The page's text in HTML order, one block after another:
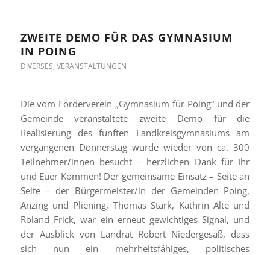
ZWEITE DEMO FÜR DAS GYMNASIUM
IN POING
DIVERSES, VERANSTALTUNGEN
Die vom Förderverein „Gymnasium für Poing“ und der
Gemeinde veranstaltete zweite Demo für die
Realisierung des fünften Landkreisgymnasiums am
vergangenen Donnerstag wurde wieder von ca. 300
Teilnehmer/innen besucht – herzlichen Dank für Ihr
und Euer Kommen! Der gemeinsame Einsatz – Seite an
Seite – der Bürgermeister/in der Gemeinden Poing,
Anzing und Pliening, Thomas Stark, Kathrin Alte und
Roland Frick, war ein erneut gewichtiges Signal, und
der Ausblick von Landrat Robert Niedergesäß, dass
sich nun ein mehrheitsfähiges, politisches